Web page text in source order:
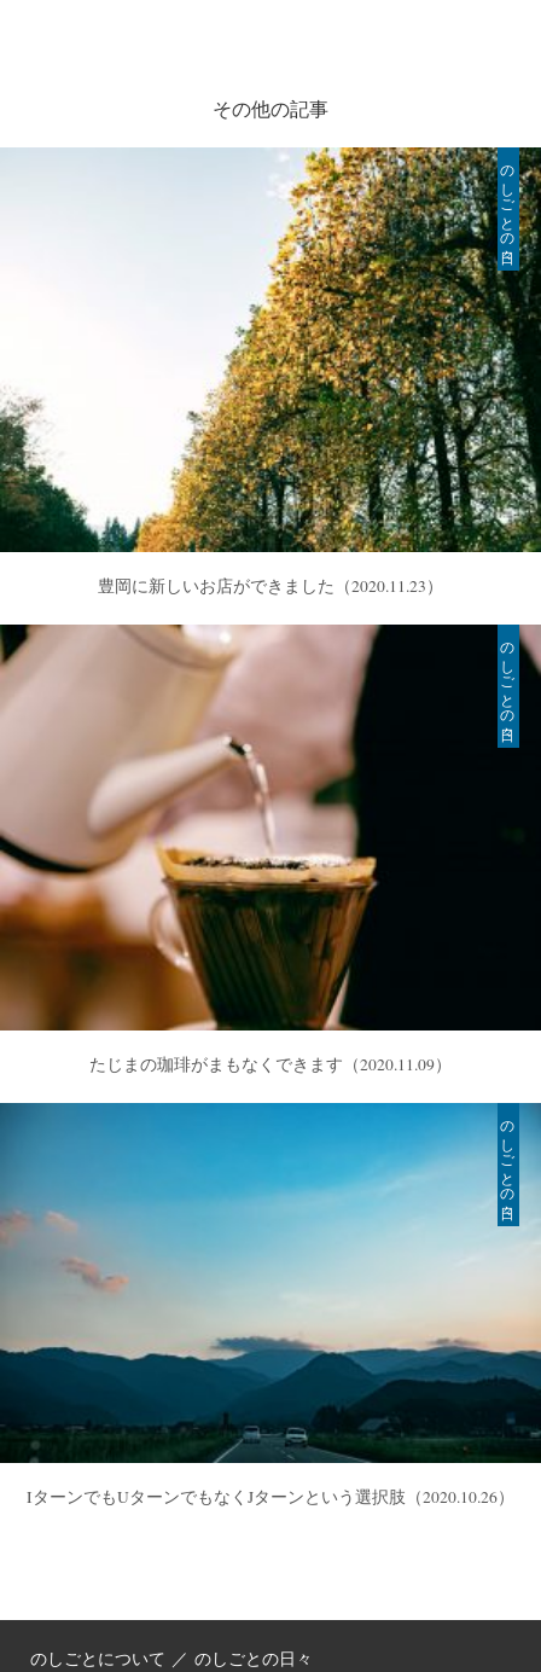
その他の記事
のしごとの日々
豊岡に新しいお店ができました （2020.11.23）
のしごとの日々
たじまの珈琲がまもなくできます （2020.11.09）
のしごとの日々
IターンでもUターンでもなくJターンという選択肢 （2020.10.26）
のしごとについて ／ のしごとの日々